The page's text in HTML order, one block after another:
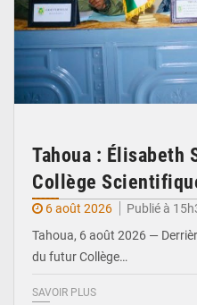
Tahoua : Élisabeth
Collège
6 août 2026
Publié à
Tahoua, 6 août 2026 —
du futur Collège…
SAVOIR PLUS